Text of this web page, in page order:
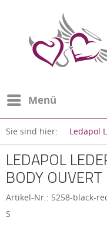
Menü
Sie sind hier: Ledapol
LEDAPOL
BODY OUVERT
Artikel-Nr.: 5258-black-
S